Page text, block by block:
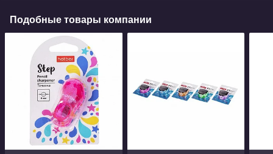
Подобные товары компании